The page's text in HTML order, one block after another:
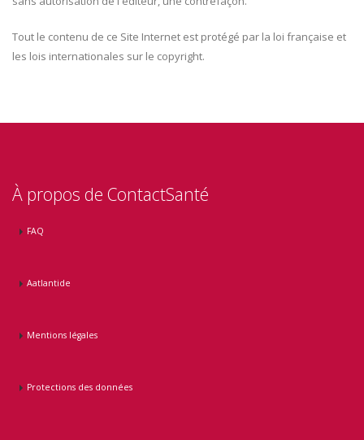
Tout le contenu de ce Site Internet est protégé par la loi française et
les lois internationales sur le copyright.
À propos de ContactSanté
FAQ
Aatlantide
Mentions légales
Protections des données